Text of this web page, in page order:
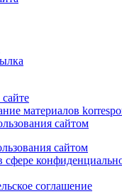
материалов
сайтом
сайтом
сфере
соглашение